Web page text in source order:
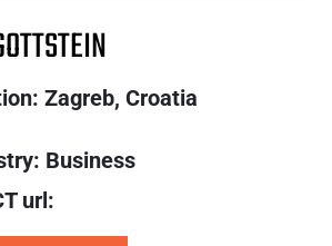
Zagreb, Croatia
Business
url: